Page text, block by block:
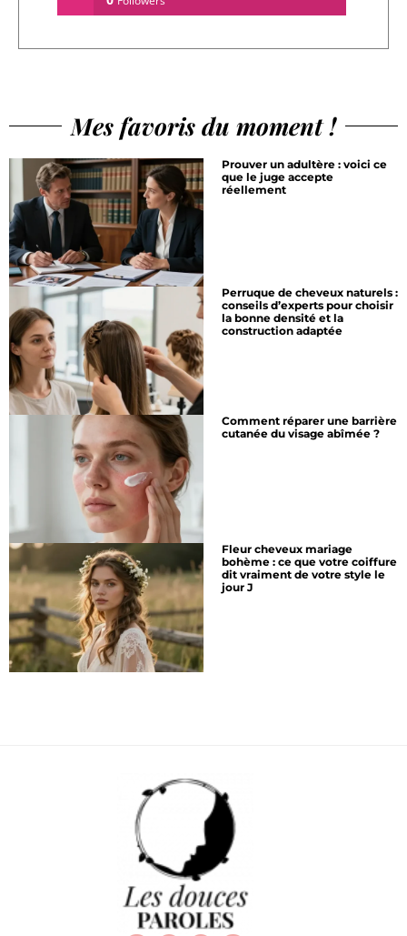
Mes favoris du moment !
Prouver un adultère : voici ce
que le juge accepte
réellement
Perruque de cheveux naturels :
conseils d’experts pour choisir
la bonne densité et la
construction adaptée
Comment réparer une barrière
cutanée du visage abîmée ?
Fleur cheveux mariage
bohème : ce que votre coiffure
dit vraiment de votre style le
jour J